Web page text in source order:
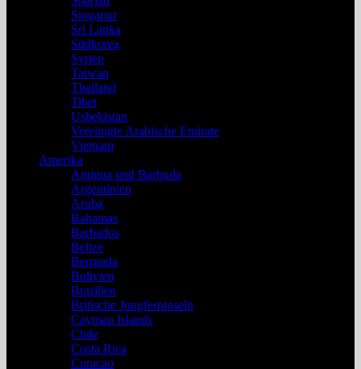
Singapur
Sri Lanka
Südkorea
Syrien
Taiwan
Thailand
Tibet
Usbekistan
Vereinigte Arabische Emirate
Vietnam
Amerika
Antigua und Barbuda
Argentinien
Aruba
Bahamas
Barbados
Belize
Bermuda
Bolivien
Brasilien
Britische Jungferninseln
Cayman Islands
Chile
Costa Rica
Curacao